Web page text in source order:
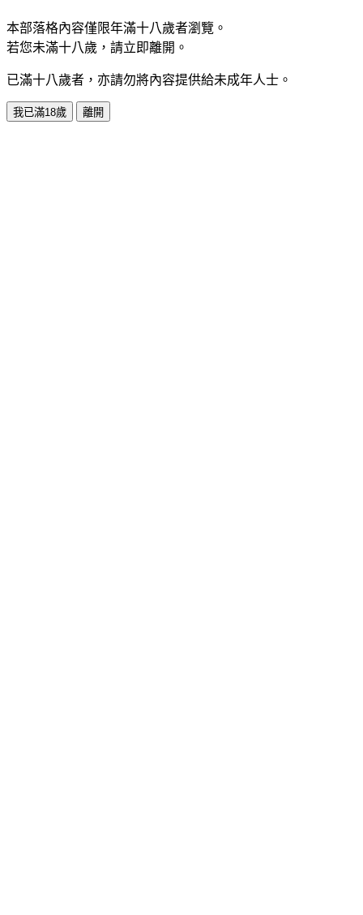
本部落格內容僅限年滿十八歲者瀏覽。
若您未滿十八歲，請立即離開。
已滿十八歲者，亦請勿將內容提供給未成年人士。
我已滿18歲 離開